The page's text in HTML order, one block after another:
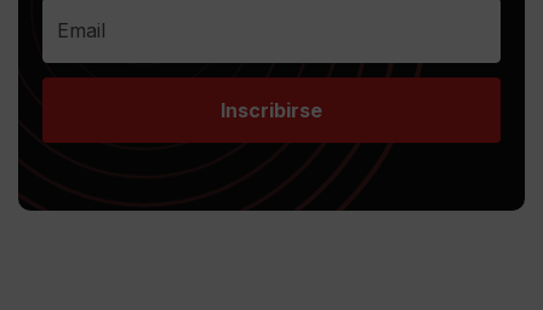
Inscribirse